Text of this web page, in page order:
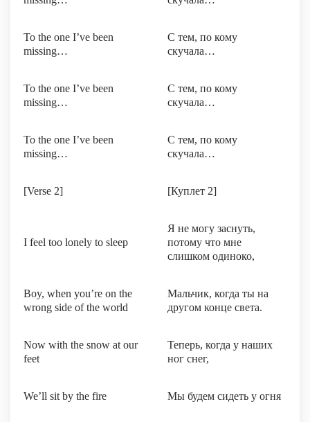
To the one I’ve been
missing…
С тем, по кому
скучала…
To the one I’ve been
missing…
С тем, по кому
скучала…
To the one I’ve been
missing…
С тем, по кому
скучала…
[Verse 2] [Куплет 2]
I feel too lonely to sleep
Я не могу заснуть,
потому что мне
слишком одиноко,
Boy, when you’re on the
wrong side of the world
Мальчик, когда ты на
другом конце света.
Now with the snow at our
feet
Теперь, когда у наших
ног снег,
We’ll sit by the fire Мы будем сидеть у огня